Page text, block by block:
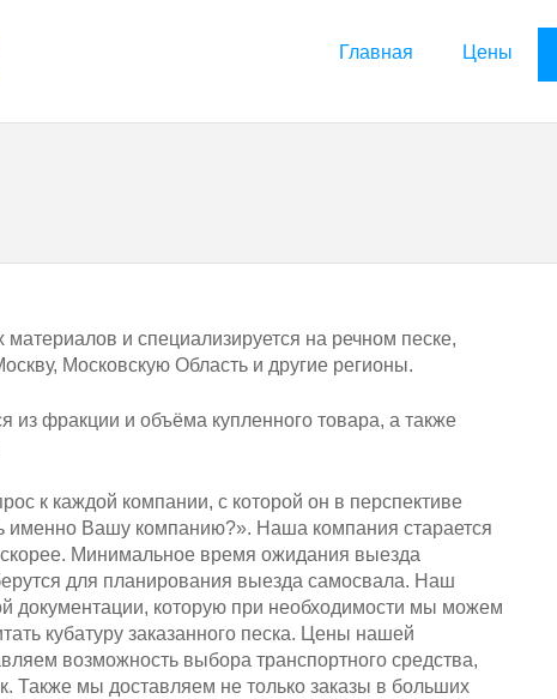
Главная Цены
и специализируется на речном песке,
Московскую Область и другие регионы.
из фракции и объёма купленного товара, а также
к каждой компании, с которой он в перспективе
именно Вашу компанию?». Наша компания старается
Минимальное время ожидания выезда
для планирования выезда самосвала. Наш
документации, которую при необходимости мы можем
кубатуру заказанного песка. Цены нашей
возможность выбора транспортного средства,
Также мы доставляем не только заказы в больших